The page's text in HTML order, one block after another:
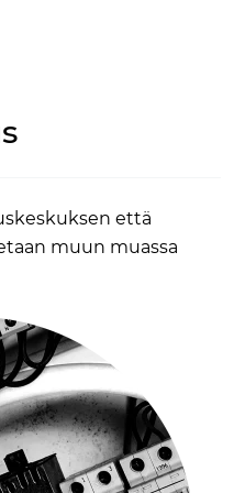
että
muun muassa